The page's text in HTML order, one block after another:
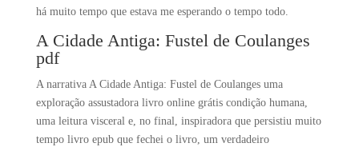
há muito tempo que estava me esperando o tempo todo.
A Cidade Antiga: Fustel de Coulanges
pdf
A narrativa A Cidade Antiga: Fustel de Coulanges uma
exploração assustadora livro online grátis condição humana,
uma leitura visceral e, no final, inspiradora que persistiu muito
tempo livro epub que fechei o livro, um verdadeiro